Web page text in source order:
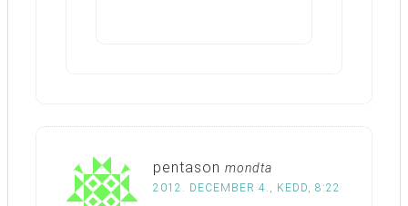
pentason mondta
2012. DECEMBER 4., KEDD, 8:22